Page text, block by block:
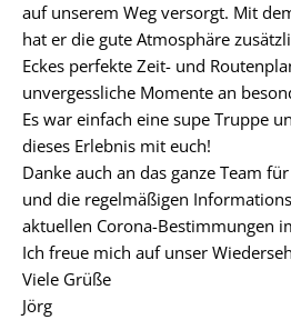
auf unserem Weg versorgt. Mit
hat er die gute Atmosphäre
Eckes perfekte Zeit- und
unvergessliche Momente an
Es war einfach eine supe Truppe
dieses Erlebnis mit euch!
Danke auch an das ganze Team
und die regelmäßigen
aktuellen Corona-Bestimmungen
Ich freue mich auf unser
Viele Grüße
Jörg